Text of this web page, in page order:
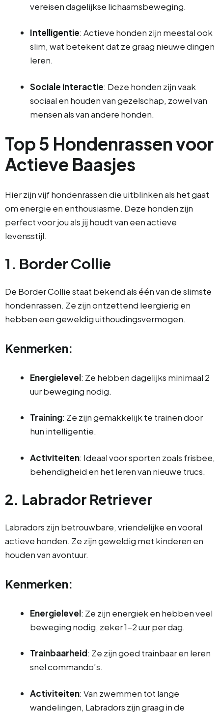
vereisen dagelijkse lichaamsbeweging.
Intelligentie: Actieve honden zijn meestal ook
slim, wat betekent dat ze graag nieuwe dingen
leren.
Sociale interactie: Deze honden zijn vaak
sociaal en houden van gezelschap, zowel van
mensen als van andere honden.
Top 5 Hondenrassen voor
Actieve Baasjes
Hier zijn vijf hondenrassen die uitblinken als het gaat
om energie en enthousiasme. Deze honden zijn
perfect voor jou als jij houdt van een actieve
levensstijl.
1. Border Collie
De Border Collie staat bekend als één van de slimste
hondenrassen. Ze zijn ontzettend leergierig en
hebben een geweldig uithoudingsvermogen.
Kenmerken:
Energielevel: Ze hebben dagelijks minimaal 2
uur beweging nodig.
Training: Ze zijn gemakkelijk te trainen door
hun intelligentie.
Activiteiten: Ideaal voor sporten zoals frisbee,
behendigheid en het leren van nieuwe trucs.
2. Labrador Retriever
Labradors zijn betrouwbare, vriendelijke en vooral
actieve honden. Ze zijn geweldig met kinderen en
houden van avontuur.
Kenmerken:
Energielevel: Ze zijn energiek en hebben veel
beweging nodig, zeker 1-2 uur per dag.
Trainbaarheid: Ze zijn goed trainbaar en leren
snel commando’s.
Activiteiten: Van zwemmen tot lange
wandelingen, Labradors zijn graag in de